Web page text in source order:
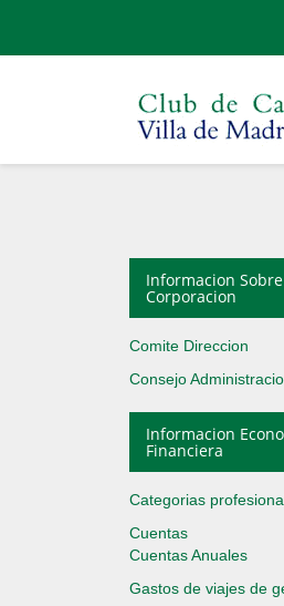
Informacion Sobre
Corporacion
Comite Direccion
Consejo
Informacion
Financiera
Categorias
Cuentas
Cuentas Anuales
Gastos de viajes de